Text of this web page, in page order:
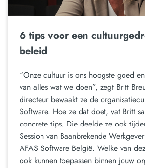
6 tips voor een
beleid
“Onze cultuur is ons hoogste goed
van alles wat we doen”, zegt Britt
directeur bewaakt ze de
Software. Hoe ze dat doet, vat Britt
concrete tips. Die deelde ze ook
Session van Baanbrekende
AFAS Software België. Welke van
ook kunnen toepassen binnen jouw